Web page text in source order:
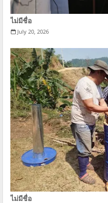
ไม่มีชื่อ
July 20, 2026
ไม่มีชื่อ